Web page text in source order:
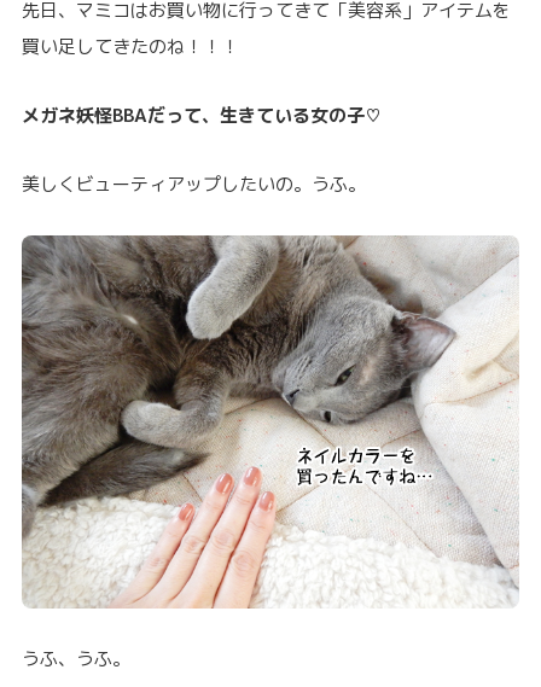
先日、マミコはお買い物に行ってきて「美容系」アイテムを
買い足してきたのね！！！
メガネ妖怪BBAだって、生きている女の子♡
美しくビューティアップしたいの。うふ。
うふ、うふ。